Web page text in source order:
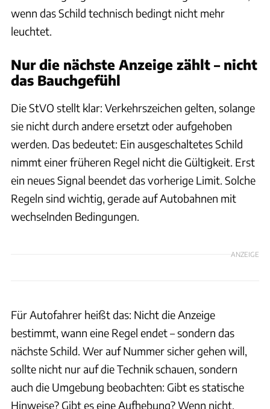
wenn das Schild technisch bedingt nicht mehr
leuchtet.
Nur die nächste Anzeige zählt – nicht
das Bauchgefühl
Die StVO stellt klar: Verkehrszeichen gelten, solange
sie nicht durch andere ersetzt oder aufgehoben
werden. Das bedeutet: Ein ausgeschaltetes Schild
nimmt einer früheren Regel nicht die Gültigkeit. Erst
ein neues Signal beendet das vorherige Limit. Solche
Regeln sind wichtig, gerade auf Autobahnen mit
wechselnden Bedingungen.
ANZEIGE
Für Autofahrer heißt das: Nicht die Anzeige
bestimmt, wann eine Regel endet – sondern das
nächste Schild. Wer auf Nummer sicher gehen will,
sollte nicht nur auf die Technik schauen, sondern
auch die Umgebung beobachten: Gibt es statische
Hinweise? Gibt es eine Aufhebung? Wenn nicht,